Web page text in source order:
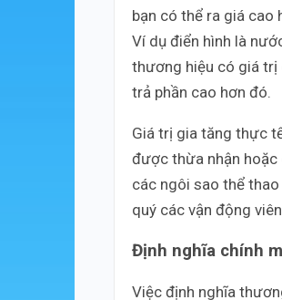
bạn có thể ra giá
Ví dụ điển hình là
thương hiệu có giá trị
trả phần cao hơn đó.
Giá trị gia tăng thực
được thừa nhận hoặc
các ngôi sao thể
quý các vận động
Định nghĩa chính
Việc định nghĩa